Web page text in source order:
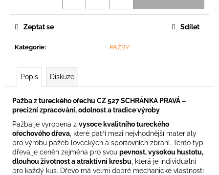
Kategorie: PAŽBY
Zeptat se Sdílet
Popis Diskuze
Pažba z tureckého ořechu CZ 527 SCHRÁNKA PRAVÁ –
precizní zpracování, odolnost a tradice výroby
Pažba je vyrobena z vysoce kvalitního tureckého
ořechového dřeva , které patří mezi nejvhodnější materiály
pro výrobu pažeb loveckých a sportovních zbraní. Tento typ
dřeva je ceněn zejména pro svou pevnost, vysokou hustotu,
dlouhou životnost a atraktivní kresbu , která je individuální
pro každý kus. Dřevo má velmi dobré mechanické vlastnosti
u
m